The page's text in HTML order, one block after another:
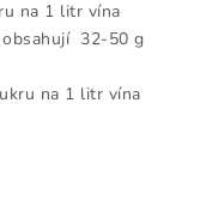
na 1 litr vína
obsahují 32-50 g
na 1 litr vína